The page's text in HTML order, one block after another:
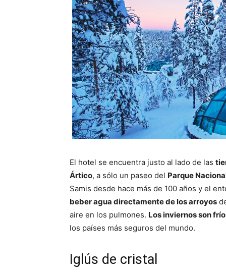
El hotel se encuentra justo al lado de las
Ártico, a sólo un paseo del Parque
Samis desde hace más de 100 años y el
beber agua directamente de los arroyos
aire en los pulmones. Los inviernos son
los países más seguros del mundo.
Iglús de cristal